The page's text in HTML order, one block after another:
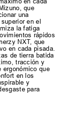
que
una
en el
la fatiga
rápidos
NXT, que
en cada pisada.
de tierra batida
tracción y
ergonómico que
en los
y
para